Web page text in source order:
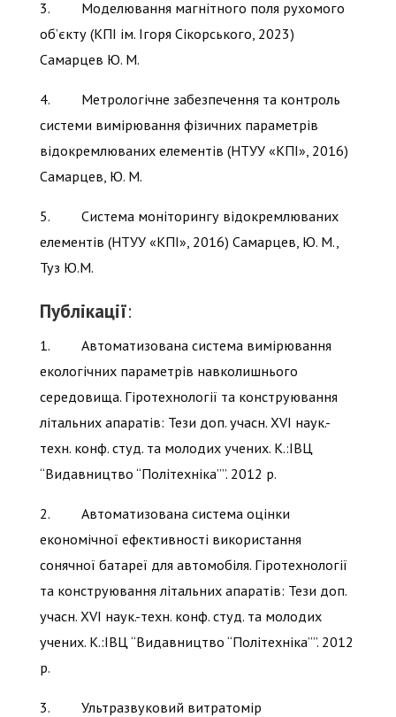
3. Моделювання магнітного поля рухомого
об’єкту (КПІ ім. Ігоря Сікорського, 2023)
Самарцев Ю. М.
4. Метрологічне забезпечення та контроль
системи вимірювання фізичних параметрів
відокремлюваних елементів (НТУУ «КПІ», 2016)
Самарцев, Ю. М.
5. Система моніторингу відокремлюваних
елементів (НТУУ «КПІ», 2016) Самарцев, Ю. М.,
Туз Ю.М.
Публікації:
1. Автоматизована система вимірювання
екологічних параметрів навколишнього
середовища. Гіротехнології та конструювання
літальних апаратів: Тези доп. учасн. XVI наук.-
техн. конф. студ. та молодих учених. К.:ІВЦ
“Видавництво “Політехніка””. 2012 р.
2. Автоматизована система оцінки
економічної ефективності використання
сонячної батареї для автомобіля. Гіротехнології
та конструювання літальних апаратів: Тези доп.
учасн. XVI наук.-техн. конф. студ. та молодих
учених. К.:ІВЦ “Видавництво “Політехніка””. 2012
р.
3. Ультразвуковий витратомір